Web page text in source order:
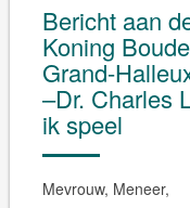
Bericht aan
Koning
Grand-
–Dr. Charles
ik speel
Mevrouw, Meneer,